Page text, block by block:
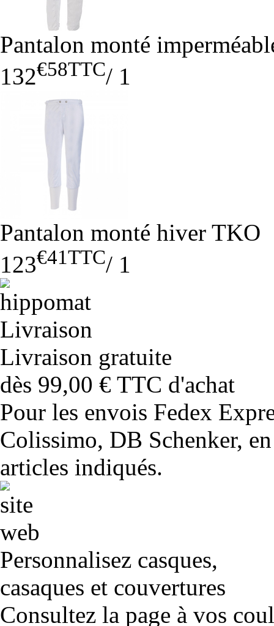
Pantalon monté
132€58TTC/ 1
Pantalon monté hiver TKO
123€41TTC/ 1
Livraison gratuite
dès 99,00 € TTC d'achat
Pour les envois Fedex
Colissimo, DB Schenker,
articles indiqués.
Personnalisez casques,
casaques et couvertures
Consultez la page à vos